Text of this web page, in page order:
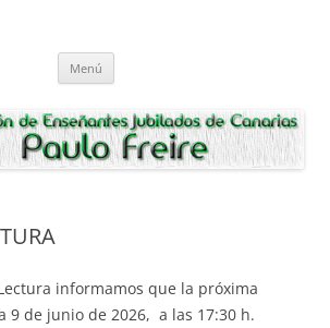
Paulo Freire
Menú
informamos que la próxima
9 de junio de 2026, a las 17:30 h.